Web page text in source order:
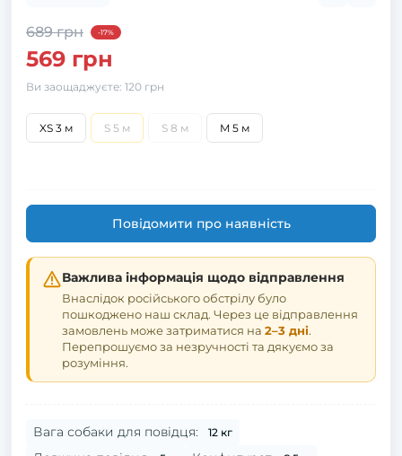
689 грн -17%
569 грн
Ви заощаджуєте: 120 грн
XS 3 м S 5 м S 8 м M 5 м
Повідомити про наявність
Важлива інформація щодо відправлення
Внаслідок російського обстрілу було
пошкоджено наш склад. Через це відправлення
замовлень може затриматися на 2–3 дні.
Перепрошуємо за незручності та дякуємо за
розуміння.
Вага собаки для повідця: 12 кг